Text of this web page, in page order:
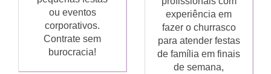
ou eventos
corporativos.
Contrate sem
burocracia!
experiência em
fazer o churrasco
para atender festas
de família em finais
de semana,